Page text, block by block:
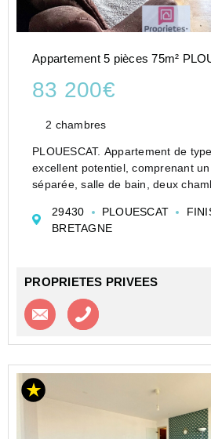
Appartement 5 pièces 75m²
83 200€
2 chambres
PLOUESCAT. Appartement de
excellent potentiel, comprenant
séparée, salle de bain, deux
commodités et situé dans un
Excellent...
29430 PLOUESCAT
BRETAGNE
PROPRIETES PRIVEES
Contacter l'agence